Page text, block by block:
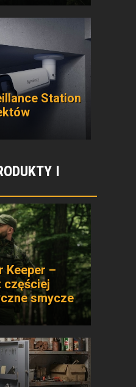
Station
I
Keeper –
częściej
smycze